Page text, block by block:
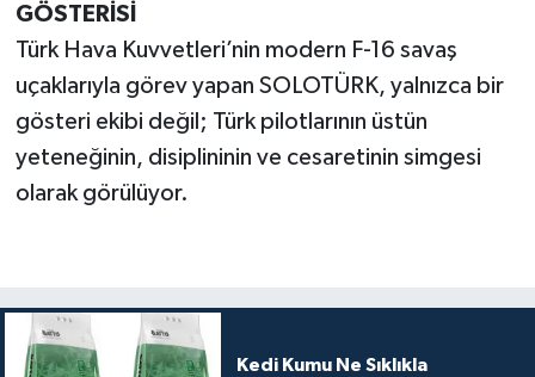
GÖSTERİSİ
Türk Hava Kuvvetleri’nin modern F-16 savaş
uçaklarıyla görev yapan SOLOTÜRK, yalnızca bir
gösteri ekibi değil; Türk pilotlarının üstün
yeteneğinin, disiplininin ve cesaretinin simgesi
olarak görülüyor.
Kedi Kumu Ne Sıklıkla